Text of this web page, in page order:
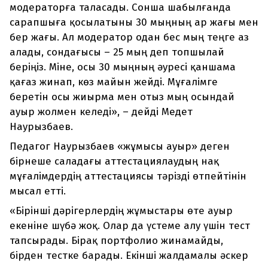
модераторға таласады. Сонша шабылғанда
сарапшыға қосылатыны 30 мыңның ар жағы мен
бер жағы. Ал модератор одан бес мың теңге аз
алады, сондағысы – 25 мың деп топшылай
беріңіз. Міне, осы 30 мыңның әуресі қаншама
қағаз жинап, көз майын жейді. Мұғалімге
беретін осы жиырма мен отыз мың осындай
ауыр жолмен келеді», – дейді Медет
Наурызбаев.
Педагог Наурызбаев «жұмысы ауыр» деген
бірнеше саладағы аттестациялаудың нақ
мұғалімдердің аттестациясы тәрізді өтпейтінін
мысал етті.
«Бірінші дәрігерлердің жұмыстары өте ауыр
екеніне шүбә жоқ. Олар да үстеме алу үшін тест
тапсырады. Бірақ портфолио жинамайды,
бірден тестке барады. Екінші жалдамалы әскер